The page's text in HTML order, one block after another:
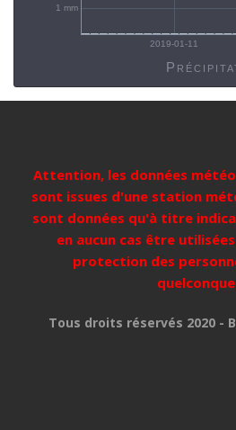
2019-01-11
1 mm
Attention, les données
sont issues d'une station
sont données qu'à titre
en aucun cas être
protection des
Tous droits réservés 2020 -